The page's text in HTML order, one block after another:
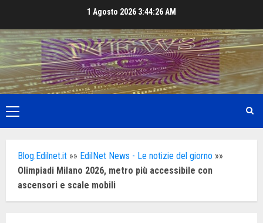
content
1 Agosto 2026 3:44:28 AM
Primary
Menu
Blog.Edilnet.it »» EdilNet News - Le notizie del giorno »»
Olimpiadi Milano 2026, metro più accessibile con
ascensori e scale mobili